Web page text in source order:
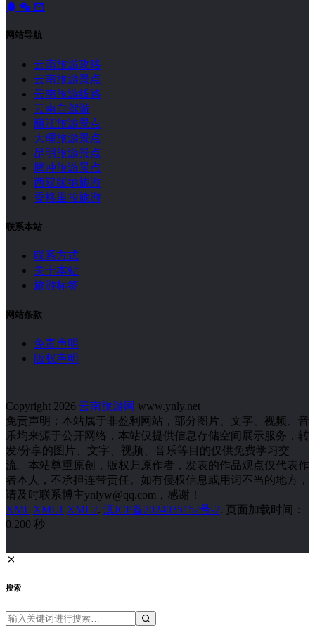
网站导航
云南旅游攻略
云南旅游景点
云南旅游线路
云南自驾游
丽江旅游景点
大理旅游景点
昆明旅游景点
腾冲旅游景点
西双版纳旅游
香格里拉旅游
联系本站
联系方式
关于本站
旅游标签
网站条款
免责声明
版权声明
Copyright 2026 云南旅游网 www.ynly.net
免责声明：本站属于非盈利网站，部分图片、文字、视频、音
乐均来源于公开网络，本站仅提供信息存储空间展示服务，转
发/分享的图片、文字、视频、音乐等目的仅供免费学习交
流。本站尊重原创，版权归原作者，发表的作品观点仅代表作
者本人，不承担连带责任。如有侵权信息或用词不当的地方，
请及时联系博主ynlyw@qq.com，感谢！
XML XML1 XML2. 滇ICP备2024035152号-2. 页面加载时间：
0.200 秒
搜索